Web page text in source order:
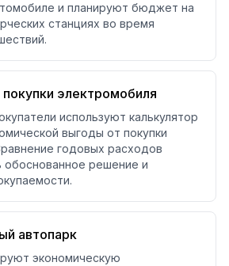
и планируют бюджет на
станциях во время
электромобиля
используют калькулятор
выгоды от покупки
годовых расходов
обоснованное решение и
автопарк
экономическую